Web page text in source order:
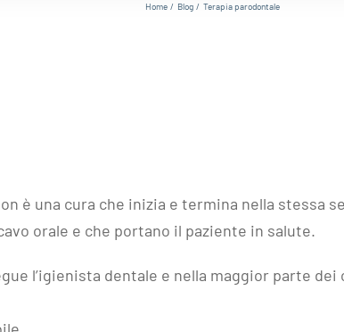
Home Blog Terapia parodontale
è una cura che inizia e termina nella stessa
orale e che portano il paziente in salute.
l’igienista dentale e nella maggior parte